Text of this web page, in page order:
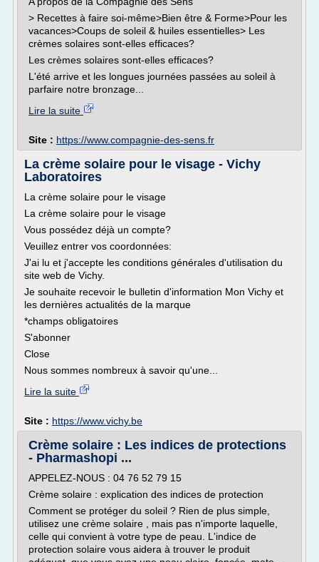
> Recettes à faire soi-même>Bien être & Forme>Pour les
vacances>Coups de soleil & huiles essentielles> Les
crèmes solaires sont-elles efficaces?
Les crèmes solaires sont-elles efficaces?
L'été arrive et les longues journées passées au soleil à
parfaire notre bronzage...
Lire la suite
Site : https://www.compagnie-des-sens.fr
La crème solaire pour le visage - Vichy
Laboratoires
La crème solaire pour le visage
La crème solaire pour le visage
Vous possédez déjà un compte?
Veuillez entrer vos coordonnées:
J'ai lu et j'accepte les conditions générales d'utilisation du
site web de Vichy.
Je souhaite recevoir le bulletin d'information Mon Vichy et
les dernières actualités de la marque
*champs obligatoires
S'abonner
Close
Nous sommes nombreux à savoir qu'une...
Lire la suite
Site : https://www.vichy.be
Crème solaire : Les indices de protections
- Pharmashopi ...
APPELEZ-NOUS : 04 76 52 79 15
Crème solaire : explication des indices de protection
Comment se protéger du soleil ? Rien de plus simple,
utilisez une crème solaire , mais pas n'importe laquelle,
celle qui convient à votre type de peau. L'indice de
protection solaire vous aidera à trouver le produit